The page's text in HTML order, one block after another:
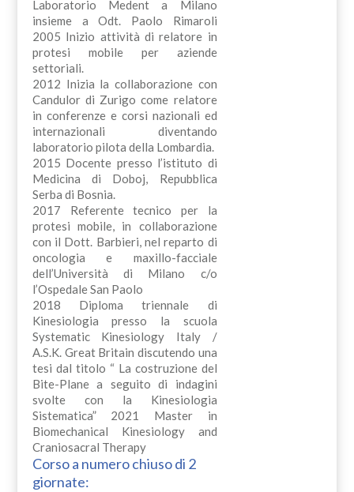
Laboratorio Medent a Milano
insieme a Odt. Paolo Rimaroli
2005 Inizio attività di relatore in
protesi mobile per aziende
settoriali.
2012 Inizia la collaborazione con
Candulor di Zurigo come relatore
in conferenze e corsi nazionali ed
internazionali diventando
laboratorio pilota della Lombardia.
2015 Docente presso l’istituto di
Medicina di Doboj, Repubblica
Serba di Bosnia.
2017 Referente tecnico per la
protesi mobile, in collaborazione
con il Dott. Barbieri, nel reparto di
oncologia e maxillo-facciale
dell’Università di Milano c/o
l’Ospedale San Paolo
2018 Diploma triennale di
Kinesiologia presso la scuola
Systematic Kinesiology Italy /
A.S.K. Great Britain discutendo una
tesi dal titolo “ La costruzione del
Bite-Plane a seguito di indagini
svolte con la Kinesiologia
Sistematica” 2021 Master in
Biomechanical Kinesiology and
Craniosacral Therapy
Corso a numero chiuso di 2
giornate: